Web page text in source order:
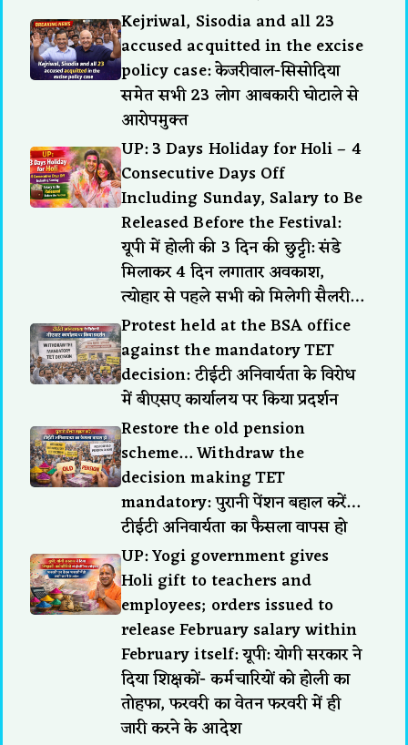
Kejriwal, Sisodia and all 23
accused acquitted in the excise
policy case: केजरीवाल-सिसोदिया
समेत सभी 23 लोग आबकारी घोटाले से
आरोपमुक्त
UP: 3 Days Holiday for Holi – 4
Consecutive Days Off
Including Sunday, Salary to Be
Released Before the Festival:
यूपी में होली की 3 दिन की छुट्टी: संडे
मिलाकर 4 दिन लगातार अवकाश,
त्योहार से पहले सभी को मिलेगी सैलरी…
Protest held at the BSA office
against the mandatory TET
decision: टीईटी अनिवार्यता के विरोध
में बीएसए कार्यालय पर किया प्रदर्शन
Restore the old pension
scheme… Withdraw the
decision making TET
mandatory: पुरानी पेंशन बहाल करें…
टीईटी अनिवार्यता का फैसला वापस हो
UP: Yogi government gives
Holi gift to teachers and
employees; orders issued to
release February salary within
February itself: यूपी: योगी सरकार ने
दिया शिक्षकों- कर्मचारियों को होली का
तोहफा, फरवरी का वेतन फरवरी में ही
जारी करने के आदेश